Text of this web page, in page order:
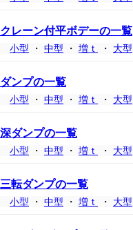
クレーン付平ボデーの一覧
小型 ・ 中型 ・ 増ｔ ・ 大型
ダンプの一覧
小型 ・ 中型 ・ 増ｔ ・ 大型
深ダンプの一覧
小型 ・ 中型 ・ 増ｔ ・ 大型
三転ダンプの一覧
小型 ・ 中型 ・ 増ｔ ・ 大型